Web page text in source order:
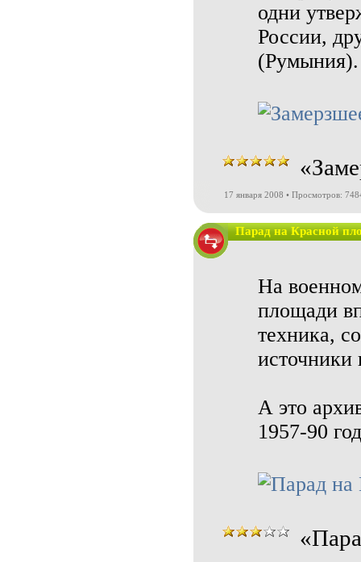
одни
России,
(Румыния).
17 января 2008 • Просмотров:
Парад на Красной
На
площади
техника,
источники
А это
1957-90